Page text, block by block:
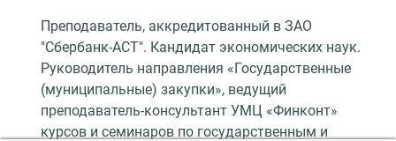
Преподаватель, аккредитованный в ЗАО
"Сбербанк-АСТ". Кандидат экономических наук.
Руководитель направления «Государственные
(муниципальные) закупки», ведущий
преподаватель-консультант УМЦ «Финконт»
курсов и семинаров по государственным и